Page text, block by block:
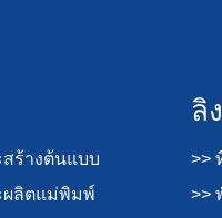
ร้างต้นแบบ
ผลิตแม่พิมพ์
ลิ
>>
>>